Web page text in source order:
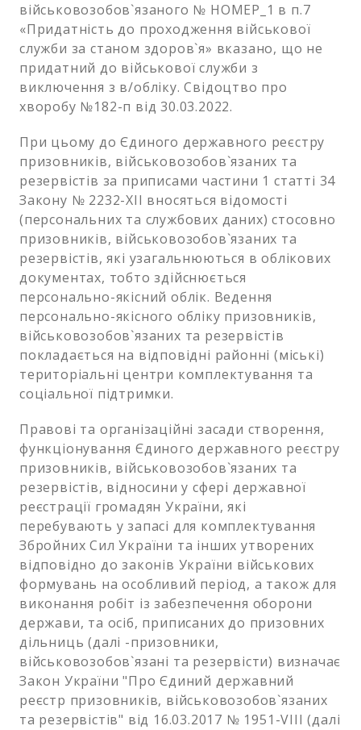
військовозобов`язаного № НОМЕР_1 в п.7
«Придатність до проходження військової
служби за станом здоров`я» вказано, що не
придатний до військової служби з
виключення з в/обліку. Свідоцтво про
хворобу №182-п від 30.03.2022.
При цьому до Єдиного державного реєстру
призовників, військовозобов`язаних та
резервістів за приписами частини 1 статті 34
Закону № 2232-XII вносяться відомості
(персональних та службових даних) стосовно
призовників, військовозобов`язаних та
резервістів, які узагальнюються в облікових
документах, тобто здійснюється
персонально-якісний облік. Ведення
персонально-якісного обліку призовників,
військовозобов`язаних та резервістів
покладається на відповідні районні (міські)
територіальні центри комплектування та
соціальної підтримки.
Правові та організаційні засади створення,
функціонування Єдиного державного реєстру
призовників, військовозобов`язаних та
резервістів, відносини у сфері державної
реєстрації громадян України, які
перебувають у запасі для комплектування
Збройних Сил України та інших утворених
відповідно до законів України військових
формувань на особливий період, а також для
виконання робіт із забезпечення оборони
держави, та осіб, приписаних до призовних
дільниць (далі -призовники,
військовозобов`язані та резервісти) визначає
Закон України "Про Єдиний державний
реєстр призовників, військовозобов`язаних
та резервістів" від 16.03.2017 № 1951-VIII (далі